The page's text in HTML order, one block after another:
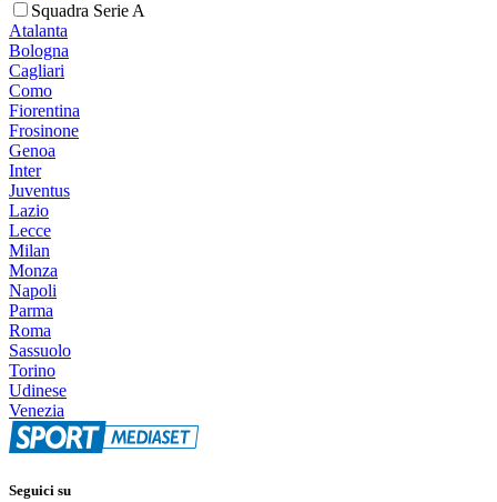
Squadra Serie A
Atalanta
Bologna
Cagliari
Como
Fiorentina
Frosinone
Genoa
Inter
Juventus
Lazio
Lecce
Milan
Monza
Napoli
Parma
Roma
Sassuolo
Torino
Udinese
Venezia
Seguici su